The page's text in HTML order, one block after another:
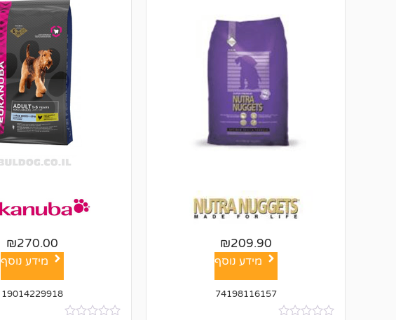
₪209.90
מידע נוסף
74198116157
₪270.00
מידע נוסף
19014229918